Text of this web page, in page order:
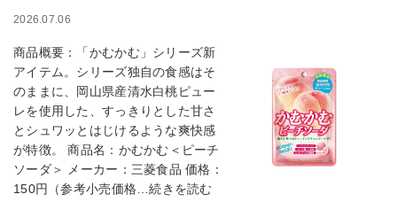
2026.07.06
商品概要：「かむかむ」シリーズ新
アイテム。シリーズ独自の食感はそ
のままに、岡山県産清水白桃ピュー
レを使用した、すっきりとした甘さ
とシュワッとはじけるような爽快感
が特徴。 商品名：かむかむ＜ピーチ
ソーダ＞ メーカー：三菱食品 価格：
150円（参考小売価格…続きを読む